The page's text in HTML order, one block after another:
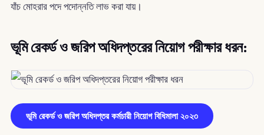
যাঁচ মোহরার পদে পদোন্নতি লাভ করা যায়।
ভূমি রেকর্ড ও জরিপ অধিদপ্তরের নিয়োগ পরীক্ষার ধরন:
ভূমি রেকর্ড ও জরিপ অধিদপ্তর কর্মচারী নিয়োগ বিধিমালা ২০২৩